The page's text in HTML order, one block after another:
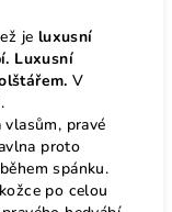
je luxusní
Luxusní
V
pravé
proto
spánku.
po celou